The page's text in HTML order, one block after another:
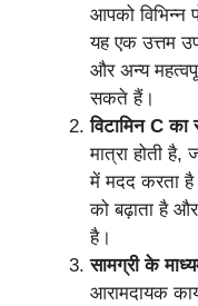
आपको विभिन्न
यह एक उत्तम
और अन्य
सकते हैं।
विटामिन C का
मात्रा होती
में मदद करता
को बढ़ाता है
है।
सामग्री के
आरामदायक